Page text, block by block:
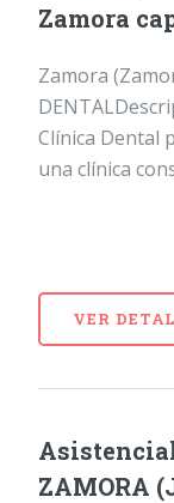
Zamora
Zamora
Clínica Dental
una clínica
VER
Asistencial
ZAMORA